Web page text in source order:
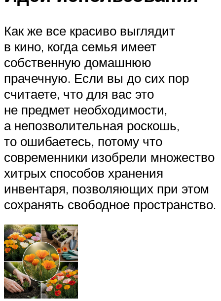
Как же все красиво выглядит
в кино, когда семья имеет
собственную домашнюю
прачечную. Если вы до сих пор
считаете, что для вас это
не предмет необходимости,
а непозволительная роскошь,
то ошибаетесь, потому что
современники изобрели множество
хитрых способов хранения
инвентаря, позволяющих при этом
сохранять свободное пространство.